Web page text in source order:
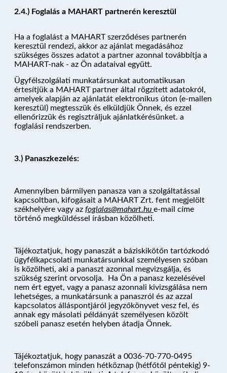
2.4.) Foglalás a MAHART partnerén keresztül
Ha a foglalást a MAHART szerződéses partnerén
keresztül rendezi, akkor az ajánlat megadásához
szükséges összes adatot a partner azonnal továbbítja a
MAHART-nak - az Ön adataival együtt.
Ügyfélszolgálati munkatársunkat automatikusan
értesítjük a MAHART partner által rögzített adatokról,
amelyek alapján az ajánlatát elektronikus úton (e-mailen
keresztül) megtesszük és elküldjük Önnek, és ezzel
ellenőrizzük és regisztráljuk ajánlatkérésünket. a
foglalási rendszerben.
3.) Panaszkezelés:
Amennyiben bármilyen panasza van a szolgáltatással
kapcsoltban, kifogásait a MAHART Zrt. fent megjelölt
székhelyére vagy az foglalas@mahart.hu e-mail címe
történő megküldéssel írásban közölheti.
Tájékoztatjuk, hogy panaszát a báziskikötőn tartózkodó
ügyfélkapcsolati munkatársunkkal személyesen szóban
is közölheti, aki a panaszt azonnal megvizsgálja, és
szükség szerint orvosolja. Ha Ön a panasz kezelésével
nem ért egyet, vagy a panasz azonnali kivizsgálása nem
lehetséges, a munkatársunk a panaszról és az azzal
kapcsolatos álláspontjáról jegyzőkönyvet vesz fel, és
annak egy másolati példányát személyesen közölt
szóbeli panasz esetén helyben átadja Önnek.
Tájékoztatjuk, hogy panaszát a 0036-70-770-0495
telefonszámon minden hétköznap (hétfőtől péntekig) 9-